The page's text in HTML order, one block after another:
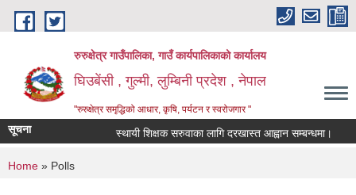
Skip to main content
रुरुक्षेत्र गाउँपालिका, गाउँ कार्यपालिकाको कार्यालय
घिउबेंसी , गुल्मी, लुम्बिनी प्रदेश , नेपाल
"रुरुक्षेत्र समृद्धिको आधार, कृषि, पर्यटन र स्वरोजगार "
सूचना स्थायी शिक्षक सरुवाका लागि दरखास्त आह्वान सम्बन्धमा।
You are here
Home » Polls